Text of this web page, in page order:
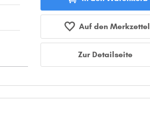
Auf den Merkzettel
Zur Detailseite